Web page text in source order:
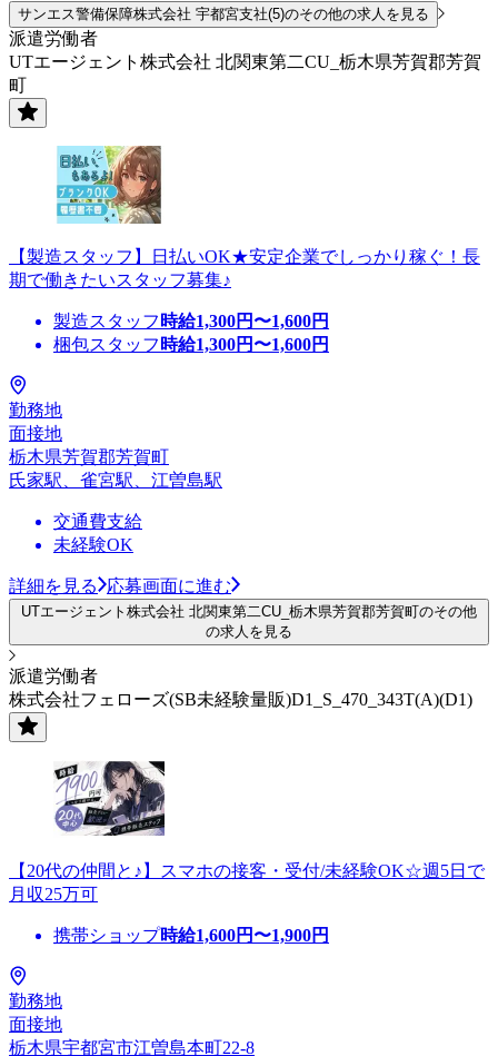
サンエス警備保障株式会社 宇都宮支社(5)のその他の求人を見る
派遣労働者
UTエージェント株式会社 北関東第二CU_栃木県芳賀郡芳賀
町
【製造スタッフ】日払いOK★安定企業でしっかり稼ぐ！長
期で働きたいスタッフ募集♪
製造スタッフ 時給1,300円〜1,600円
梱包スタッフ 時給1,300円〜1,600円
勤務地
面接地
栃木県芳賀郡芳賀町
氏家駅、雀宮駅、江曽島駅
交通費支給
未経験OK
詳細を見る 応募画面に進む
UTエージェント株式会社 北関東第二CU_栃木県芳賀郡芳賀町のその他
の求人を見る
派遣労働者
株式会社フェローズ(SB未経験量販)D1_S_470_343T(A)(D1)
【20代の仲間と♪】スマホの接客・受付/未経験OK☆週5日で
月収25万可
携帯ショップ時給1,600円〜1,900円
勤務地
面接地
栃木県宇都宮市江曽島本町22-8